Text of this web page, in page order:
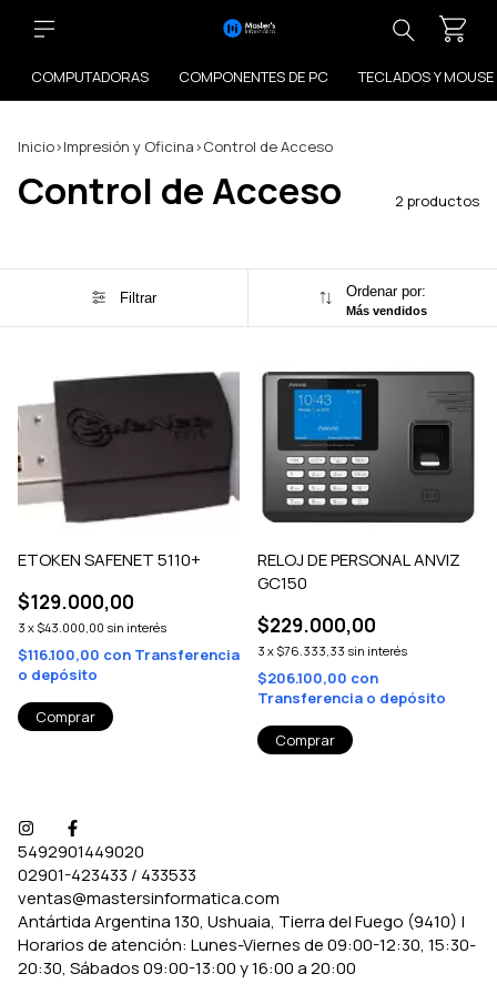
COMPUTADORAS COMPONENTES DE PC TECLADOS Y MOUSE
Inicio>Impresión y Oficina>Control de Acceso
Control de Acceso 2 productos
Filtrar Ordenar por:
Más vendidos
ETOKEN SAFENET 5110+
$129.000,00
3 x $43.000,00 sin interés
$116.100,00 con Transferencia
o depósito
RELOJ DE PERSONAL ANVIZ
GC150
$229.000,00
3 x $76.333,33 sin interés
$206.100,00 con
Transferencia o depósito
5492901449020
02901-423433 / 433533
ventas@mastersinformatica.com
Antártida Argentina 130, Ushuaia, Tierra del Fuego (9410) |
Horarios de atención: Lunes-Viernes de 09:00-12:30, 15:30-
20:30, Sábados 09:00-13:00 y 16:00 a 20:00